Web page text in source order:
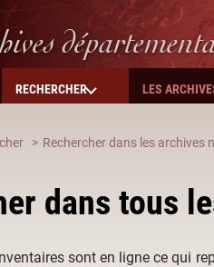
RECHERCHER LES
Rechercher dans les archives
dans tous
sont en ligne ce qui